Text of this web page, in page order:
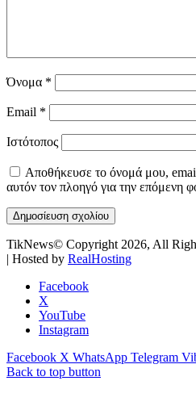
Όνομα *
Email *
Ιστότοπος
Αποθήκευσε το όνομά μου,
αυτόν τον πλοηγό για την επόμενη
TikNews© Copyright 2026, All
| Hosted by RealHosting
Facebook
X
YouTube
Instagram
Facebook X WhatsApp Telegram
Back to top button